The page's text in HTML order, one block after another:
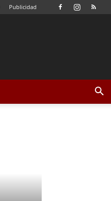
Publicidad